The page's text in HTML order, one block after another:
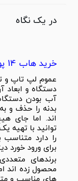
در یک نگاه
خرید هاب 14 پورت USB-C انرژیا مدل AluHub
عموم لپ تاپ و
دستگاه و
آب بودن
اند. اما جای
توانید با تهیه
را دارد متناسب
برای ورود خورد
برندهای
محصول زده اند